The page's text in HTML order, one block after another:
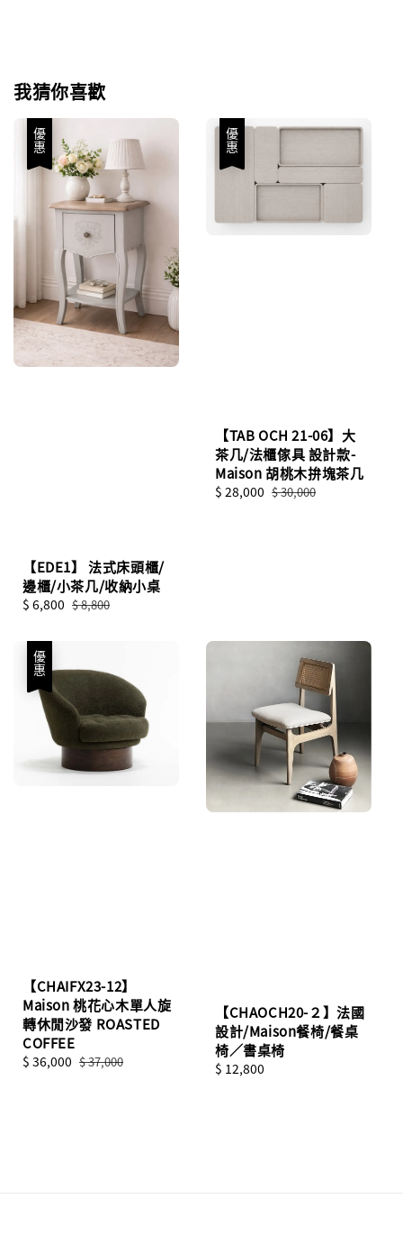
我猜你喜歡
優惠
【EDE1】 法式床頭櫃/
邊櫃/小茶几/收納小桌
Sale
$ 6,800 Regular
$ 8,800
優惠
【TAB OCH 21-06】大
茶几/法櫃傢具 設計款-
Maison 胡桃木拚塊茶几
Sale
$ 28,000 Regular
$ 30,000
優惠
【CHAIFX23-12】
Maison 桃花心木單人旋
轉休閒沙發 ROASTED
COFFEE
Sale
$ 36,000 Regular
$ 37,000
【CHAOCH20-２】法國
設計/Maison餐椅/餐桌
椅／書桌椅
Regular
$ 12,800